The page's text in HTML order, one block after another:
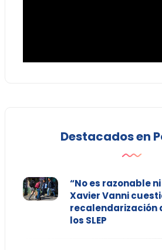
Destacados en
“No es razonable
Xavier Vanni
recalendarización
los SLEP